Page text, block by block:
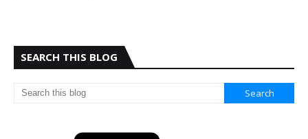
SEARCH THIS BLOG